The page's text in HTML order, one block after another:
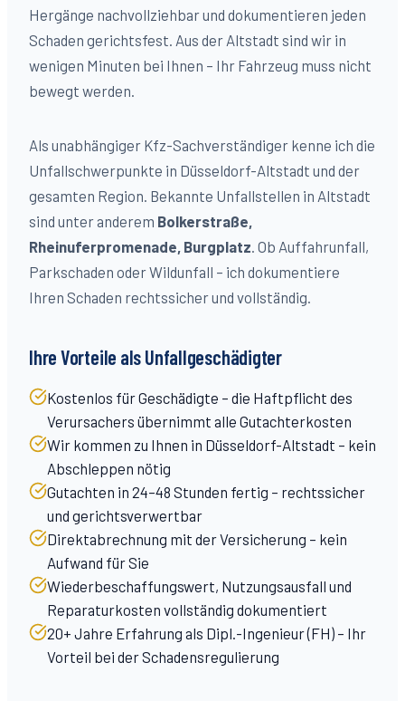
Hergänge nachvollziehbar und dokumentieren jeden
Schaden gerichtsfest. Aus der Altstadt sind wir in
wenigen Minuten bei Ihnen – Ihr Fahrzeug muss nicht
bewegt werden.
Als unabhängiger Kfz-Sachverständiger kenne ich die
Unfallschwerpunkte in Düsseldorf-Altstadt und der
gesamten Region. Bekannte Unfallstellen in Altstadt
sind unter anderem Bolkerstraße,
Rheinuferpromenade, Burgplatz. Ob Auffahrunfall,
Parkschaden oder Wildunfall – ich dokumentiere
Ihren Schaden rechtssicher und vollständig.
Ihre Vorteile als Unfallgeschädigter
Kostenlos für Geschädigte – die Haftpflicht des
Verursachers übernimmt alle Gutachterkosten
Wir kommen zu Ihnen in Düsseldorf-Altstadt – kein
Abschleppen nötig
Gutachten in 24–48 Stunden fertig – rechtssicher
und gerichtsverwertbar
Direktabrechnung mit der Versicherung – kein
Aufwand für Sie
Wiederbeschaffungswert, Nutzungsausfall und
Reparaturkosten vollständig dokumentiert
20+ Jahre Erfahrung als Dipl.-Ingenieur (FH) – Ihr
Vorteil bei der Schadensregulierung